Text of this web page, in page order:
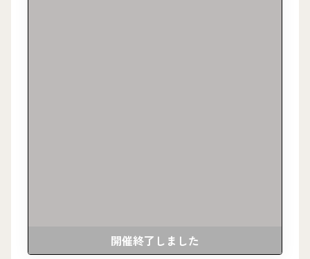
開催終了しました